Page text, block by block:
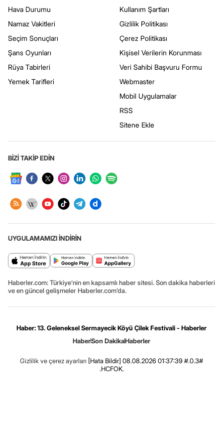
Hava Durumu
Namaz Vakitleri
Seçim Sonuçları
Şans Oyunları
Rüya Tabirleri
Yemek Tarifleri
Kullanım Şartları
Gizlilik Politikası
Çerez Politikası
Kişisel Verilerin Korunması
Veri Sahibi Başvuru Formu
Webmaster
Mobil Uygulamalar
RSS
Sitene Ekle
BİZİ TAKİP EDİN
UYGULAMAMIZI İNDİRİN
Haberler.com: Türkiye’nin en kapsamlı haber sitesi. Son dakika haberleri
ve en güncel gelişmeler Haberler.com’da.
Haber: 13. Geleneksel Sermayecik Köyü Çilek Festivali - Haberler
HaberSon DakikaHaberler
Gizlilik ve çerez ayarları [Hata Bildir] 08.08.2026 01:37:39 #.0.3#
.HCFOK.